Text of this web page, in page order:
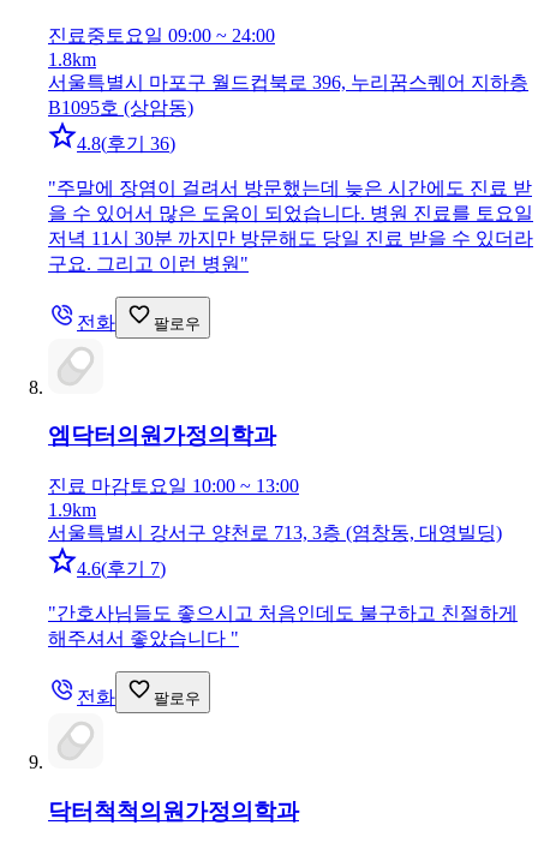
진료중 토요일 09:00 ~ 24:00
1.8km
서울특별시 마포구 월드컵북로 396, 누리꿈스퀘어 지하층
B1095호 (상암동)
4.8(후기 36)
"주말에 장염이 걸려서 방문했는데 늦은 시간에도 진료 받
을 수 있어서 많은 도움이 되었습니다. 병원 진료를 토요일
저녁 11시 30분 까지만 방문해도 당일 진료 받을 수 있더라
구요. 그리고 이런 병원 "
전화 팔로우
엠닥터의원가정의학과
진료 마감토요일 10:00 ~ 13:00
1.9km
서울특별시 강서구 양천로 713, 3층 (염창동, 대영빌딩)
4.6(후기 7)
"간호사님들도 좋으시고 처음인데도 불구하고 친절하게
해주셔서 좋았습니다 "
전화 팔로우
닥터척척의원 가정의학과